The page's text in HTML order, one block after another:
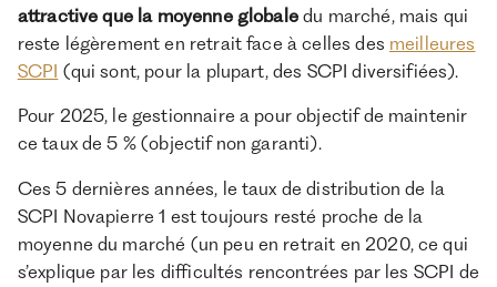
attractive que la moyenne globaledu marché, mais qui
reste légèrement en retrait face à celles des meilleures
SCPI (qui sont, pour la plupart, des SCPI diversifiées).
Pour 2025, le gestionnaire a pour objectif de maintenir
ce taux de 5 % (objectif non garanti).
Ces 5 dernières années, le taux de distribution de la
SCPI Novapierre 1 est toujours resté proche de la
moyenne du marché (un peu en retrait en 2020, ce qui
s’explique par les difficultés rencontrées par les SCPI de